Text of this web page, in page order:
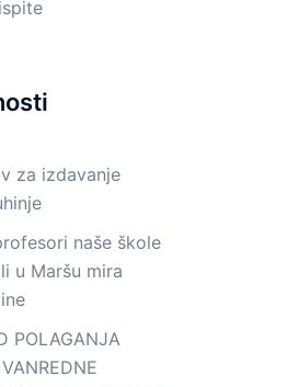
za izdavanje
naše škole
u Maršu mira
POLAGANJA